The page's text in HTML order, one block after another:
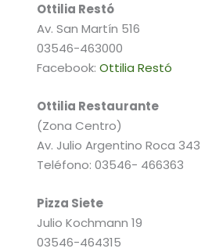
Ottilia Restó
Av. San Martín 516
03546-463000
Facebook: Ottilia Restó
Ottilia Restaurante
(Zona Centro)
Av. Julio Argentino Roca 343
Teléfono: 03546- 466363
Pizza Siete
Julio Kochmann 19
03546-464315